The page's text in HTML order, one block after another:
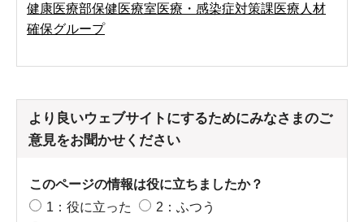
健康医療部保健医療室医療・感染症対策課医療人材
確保グループ
より良いウェブサイトにするためにみなさまのご
意見をお聞かせください
このページの情報は役に立ちましたか？
1：役に立った
2：ふつう